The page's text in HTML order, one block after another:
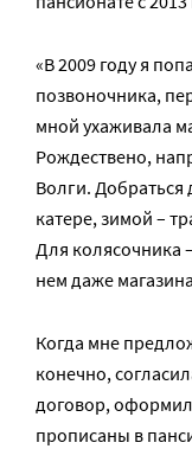
«В 2009 году я
позвоночника,
мной ухаживала
Рождествено,
Волги.
катере, зимой –
Для колясочника
нем даже
Когда мне
конечно,
договор,
прописаны в